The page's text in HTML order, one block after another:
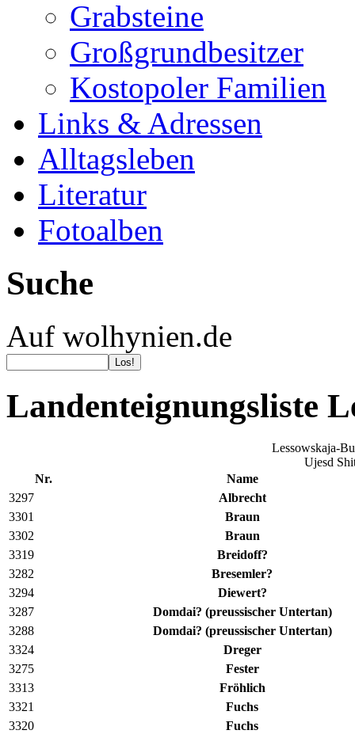
Grabsteine
Großgrundbesitzer
Kostopoler Familien
Links & Adressen
Alltagsleben
Literatur
Fotoalben
Suche
Auf wolhynien.de
Landenteignungsliste
Lessowskaja-
Ujesd
Nr.
Name
3297
Albrecht
3301
Braun
3302
Braun
3319
Breidoff?
3282
Bresemler?
3294
Diewert?
3287
Domdai? (preussischer Untertan)
3288
Domdai? (preussischer Untertan)
3324
Dreger
3275
Fester
3313
Fröhlich
3321
Fuchs
3320
Fuchs